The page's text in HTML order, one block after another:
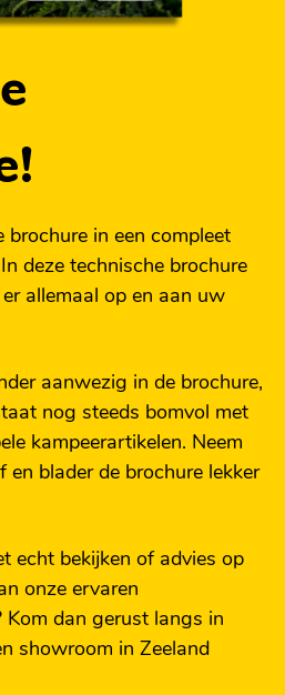
in een compleet
deze technische brochure
allemaal op en aan uw
aanwezig in de brochure,
nog steeds bomvol met
kampeerartikelen. Neem
en blader de brochure lekker
echt bekijken of advies op
onze ervaren
Kom dan gerust langs in
showroom in Zeeland